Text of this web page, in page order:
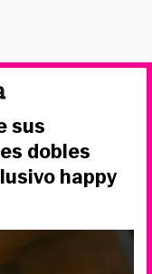
sus
dobles
happy